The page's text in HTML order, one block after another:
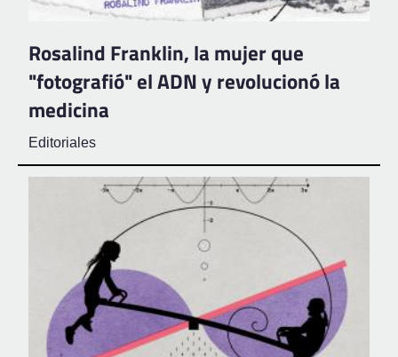
Rosalind Franklin, la mujer que
"fotografió" el ADN y revolucionó la
medicina
Editoriales